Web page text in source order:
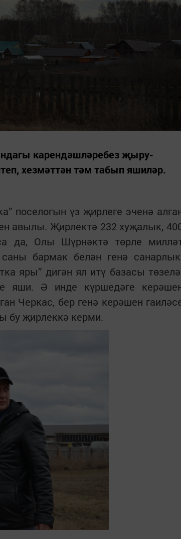
карендәшләребез җыру-
хезмәттән тәм табып яшиләр.
поселогын үз җирлеге эченә
авылы. Җирлектә 232 хуҗалык,
да, Олы Шүрнәктә төрле
бармак белән генә
яры” дигән ял итү базасы
яши. Ә инде күршедәге
Черкас, бер генә керәшен
бу җирлеккә керми.